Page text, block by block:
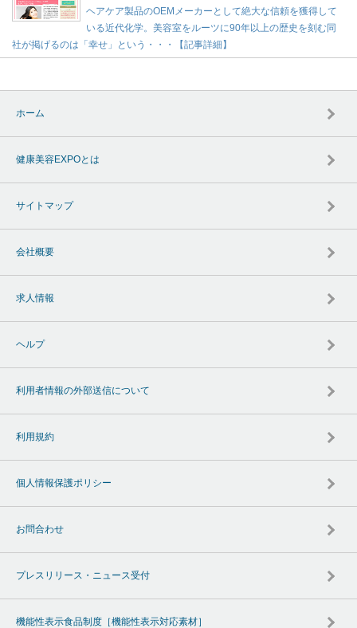
ヘアケア製品のOEMメーカーとして絶大な信頼を獲得して
いる近代化学。美容室をルーツに90年以上の歴史を刻む同
社が掲げるのは「幸せ」という・・・【記事詳細】
ホーム
健康美容EXPOとは
サイトマップ
会社概要
求人情報
ヘルプ
利用者情報の外部送信について
利用規約
個人情報保護ポリシー
お問合わせ
プレスリリース・ニュース受付
機能性表示食品制度［機能性表示対応素材］